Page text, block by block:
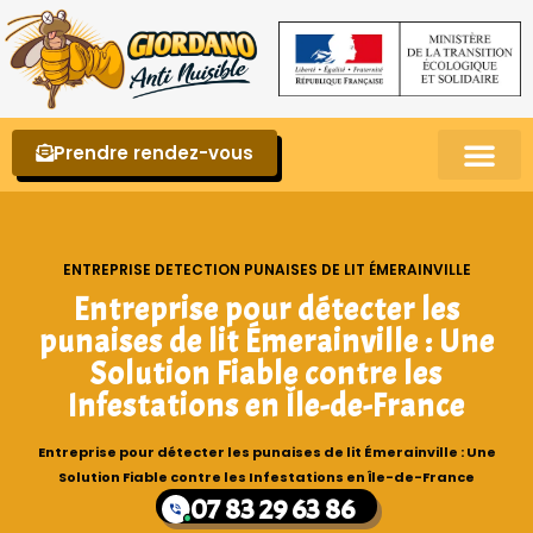
Prendre rendez-vous
ENTREPRISE DETECTION PUNAISES DE LIT ÉMERAINVILLE
Entreprise pour détecter les
punaises de lit Émerainville : Une
Solution Fiable contre les
Infestations en Île-de-France
Entreprise pour détecter les punaises de lit Émerainville : Une
Solution Fiable contre les Infestations en Île-de-France
07 83 29 63 86